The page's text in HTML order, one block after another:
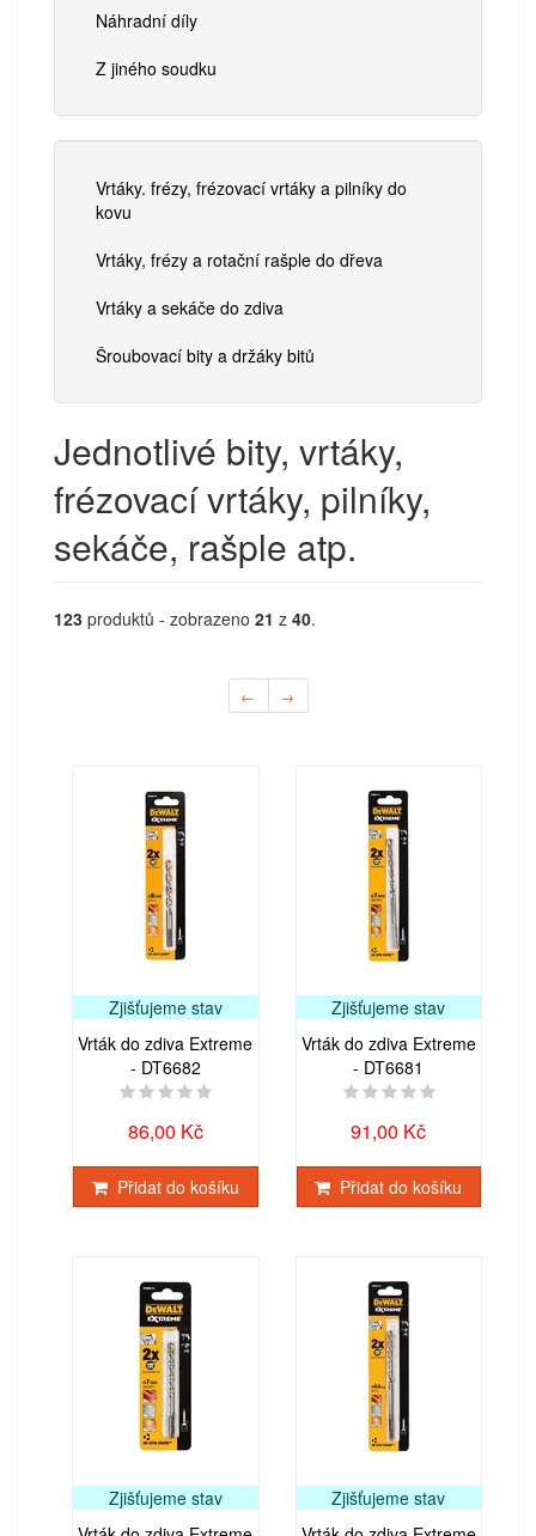
Náhradní díly
Z jiného soudku
Vrtáky. frézy, frézovací vrtáky a pilníky do
kovu
Vrtáky, frézy a rotační rašple do dřeva
Vrtáky a sekáče do zdiva
Šroubovací bity a držáky bitů
Jednotlivé bity, vrtáky,
frézovací vrtáky, pilníky,
sekáče, rašple atp.
123 produktů - zobrazeno 21 z 40.
← →
Zjišťujeme stav
Vrták do zdiva Extreme
- DT6682
86,00 Kč
Přidat do košíku
Zjišťujeme stav
Vrták do zdiva Extreme
- DT6681
91,00 Kč
Přidat do košíku
Zjišťujeme stav
Zjišťujeme stav